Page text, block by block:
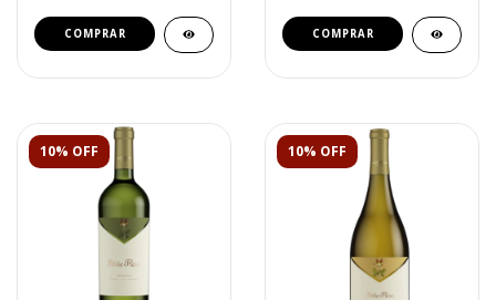
10% OFF 10% OFF